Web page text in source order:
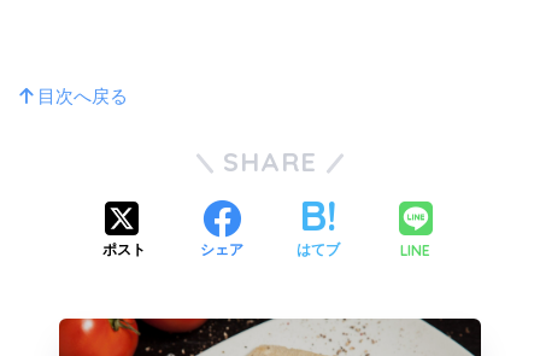
目次へ戻る
SHARE
ポスト シェア はてブ LINE